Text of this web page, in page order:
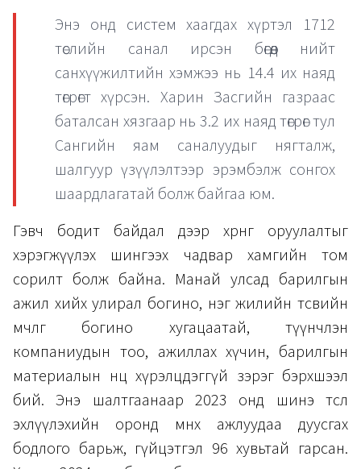
Энэ онд систем хаагдах хүртэл 1712
төслийн санал ирсэн бөгөөд нийт
санхүүжилтийн хэмжээ нь 14.4 их наяд
төгрөгт хүрсэн. Харин Засгийн газраас
баталсан хязгаар нь 3.2 их наяд төгрөг тул
Сангийн яам саналуудыг нягталж,
шалгуур үзүүлэлтээр эрэмбэлж сонгох
шаардлагатай болж байгаа юм.
Гэвч бодит байдал дээр хөрөнгө оруулалтыг
хэрэгжүүлэх шингээх чадвар хамгийн том
сорилт болж байна. Манай улсад барилгын
ажил хийх улирал богино, нэг жилийн төсвийн
мөчлөг богино хугацаатай, түүнчлэн
компаниудын тоо, ажиллах хүчин, барилгын
материалын нөөц хүрэлцдэггүй зэрэг бэрхшээл
бий. Энэ шалтгаанаар 2023 онд шинэ төсөл
эхлүүлэхийн оронд өмнөх ажлуудаа дуусгах
бодлого барьж, гүйцэтгэл 96 хувьтай гарсан.